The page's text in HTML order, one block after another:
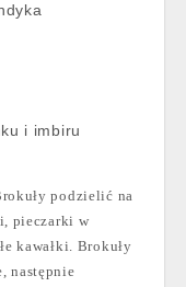
i imbiru
podzielić na
pieczarki w
kawałki. Brokuły
następnie